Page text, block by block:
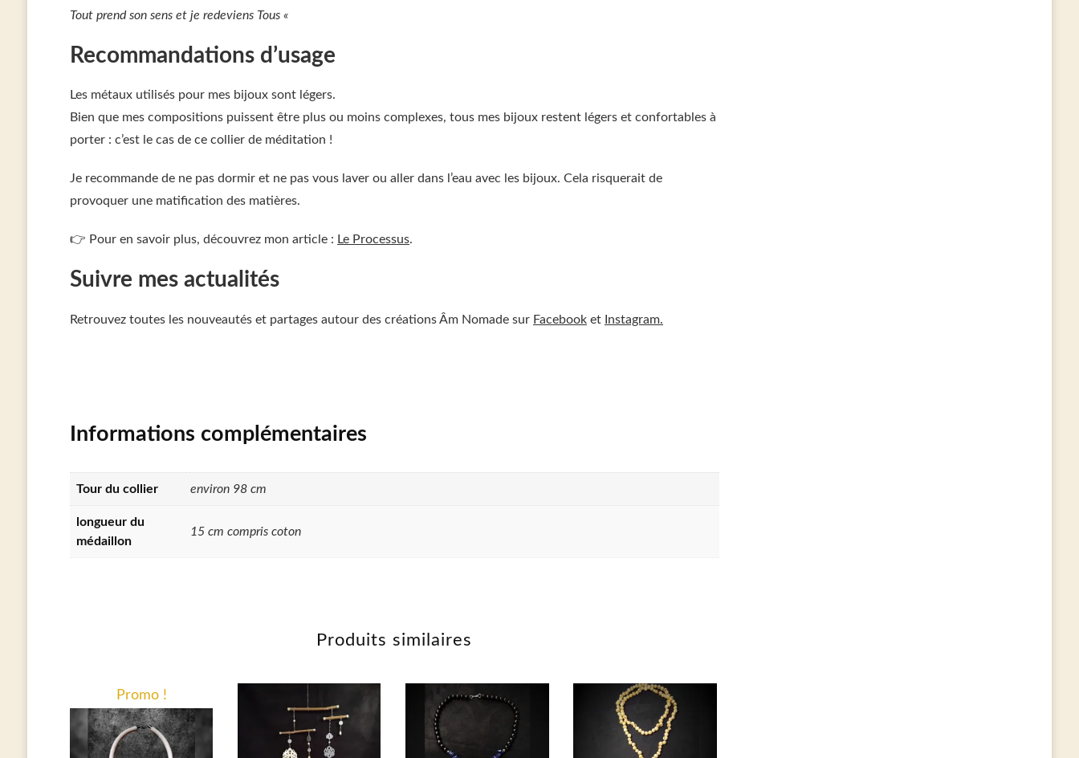
Tout prend son sens et je redeviens Tous «
Recommandations d’usage
Les métaux utilisés pour mes bijoux sont légers.
Bien que mes compositions puissent être plus ou moins complexes, tous mes bijoux restent légers et confortables à
porter : c’est le cas de ce collier de méditation !
Je recommande de ne pas dormir et ne pas vous laver ou aller dans l’eau avec les bijoux. Cela risquerait de
provoquer une matification des matières.
👉 Pour en savoir plus, découvrez mon article : Le Processus.
Suivre mes actualités
Retrouvez toutes les nouveautés et partages autour des créations Âm Nomade sur Facebooket Instagram.
Informations complémentaires
Tour du collier environ 98 cm
longueur du
médaillon
15 cm compris coton
Produits similaires
Promo !